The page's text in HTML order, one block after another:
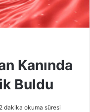
Kanında
Buldu
2 dakika okuma süresi